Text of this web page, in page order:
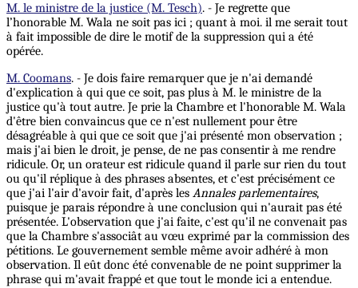
M. le ministre de la justice (M. Tesch). - Je regrette que
l’honorable M. Wala ne soit pas ici ; quant à moi. il me serait tout
à fait impossible de dire le motif de la suppression qui a été
opérée.
M. Coomans. - Je dois faire remarquer que je n'ai demandé
d'explication à qui que ce soit, pas plus à M. le ministre de la
justice qu'à tout autre. Je prie la Chambre et l'honorable M. Wala
d'être bien convaincus que ce n'est nullement pour être
désagréable à qui que ce soit que j'ai présenté mon observation ;
mais j'ai bien le droit, je pense, de ne pas consentir à me rendre
ridicule. Or, un orateur est ridicule quand il parle sur rien du tout
ou qu'il réplique à des phrases absentes, et c'est précisément ce
que j'ai l'air d'avoir fait, d'après les Annales parlementaires,
puisque je parais répondre à une conclusion qui n'aurait pas été
présentée. L'observation que j'ai faite, c'est qu'il ne convenait pas
que la Chambre s'associât au vœu exprimé par la commission des
pétitions. Le gouvernement semble même avoir adhéré à mon
observation. Il eût donc été convenable de ne point supprimer la
phrase qui m'avait frappé et que tout le monde ici a entendue.